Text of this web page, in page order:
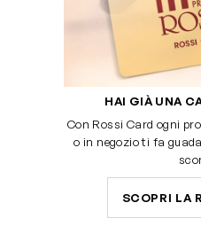
HAI GIÀ UNA
Con Rossi Card ogni
o in negozio ti fa
SCOPRI LA